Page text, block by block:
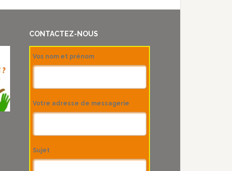
CONTACTEZ-NOUS
Vos nom et prénom
Votre adresse de messagerie
Sujet